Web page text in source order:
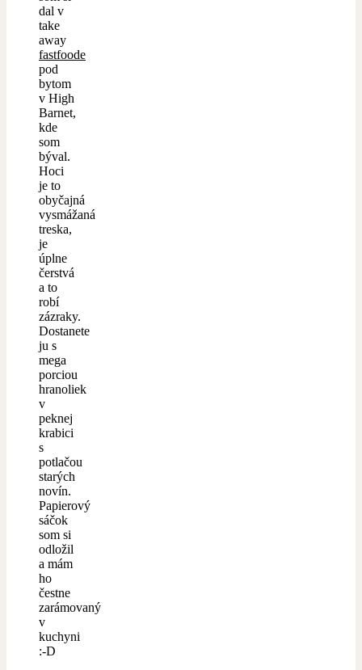
dal v
take
away
fastfoode
pod
bytom
v High
Barnet,
kde
som
býval.
Hoci
je to
obyčajná
vysmážaná
treska,
je
úplne
čerstvá
a to
robí
zázraky.
Dostanete
ju s
mega
porciou
hranoliek
v
peknej
krabici
s
potlačou
starých
novín.
Papierový
sáčok
som si
odložil
a mám
ho
čestne
zarámovaný
v
kuchyni
:-D